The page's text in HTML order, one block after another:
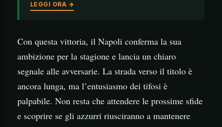
LEGGI ORA →
Con questa vittoria, il Napoli conferma la sua
ambizione per la stagione e lancia un chiaro
segnale alle avversarie. La strada verso il titolo è
ancora lunga, ma l’entusiasmo dei tifosi è
palpabile. Non resta che attendere le prossime sfide
e scoprire se gli azzurri riusciranno a mantenere